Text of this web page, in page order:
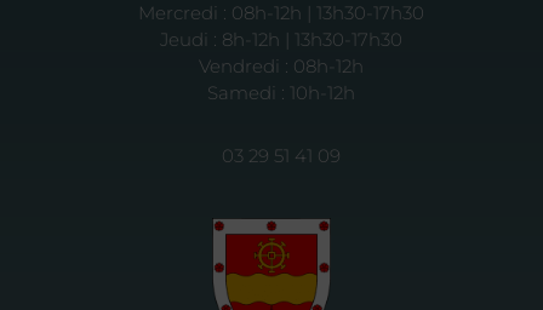
Mercredi : 08h-12h | 13h30-17h30
Jeudi : 8h-12h | 13h30-17h30
Vendredi : 08h-12h
Samedi : 10h-12h
03 29 51 41 09